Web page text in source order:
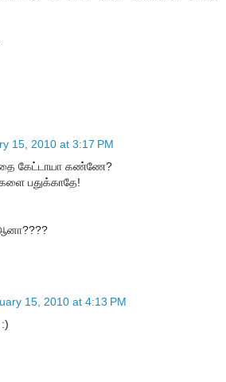
15, 2010 at 3:17 PM
கேட்டாயா கண்ணே?
பதுக்காதே!
15, 2010 at 4:13 PM